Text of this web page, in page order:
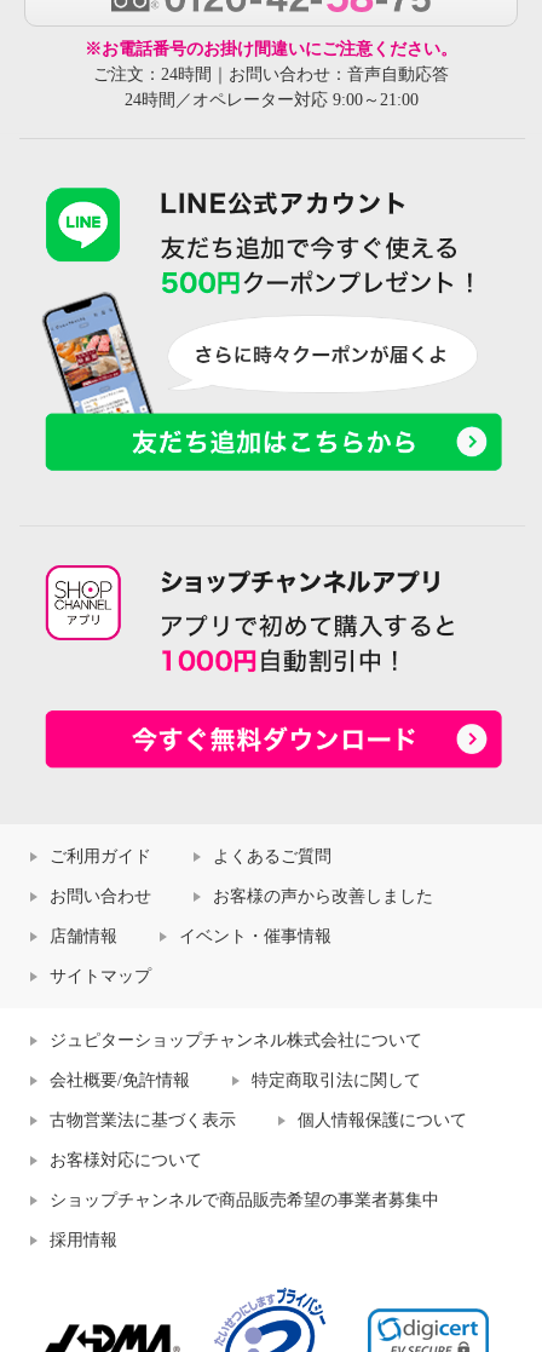
※お電話番号のお掛け間違いにご注意ください。
ご注文：24時間｜お問い合わせ：音声自動応答
24時間／オペレーター対応 9:00～21:00
ご利用ガイド よくあるご質問
お問い合わせ お客様の声から改善しました
店舗情報 イベント・催事情報
サイトマップ
ジュピターショップチャンネル株式会社について
会社概要/免許情報 特定商取引法に関して
古物営業法に基づく表示 個人情報保護について
お客様対応について
ショップチャンネルで商品販売希望の事業者募集中
採用情報